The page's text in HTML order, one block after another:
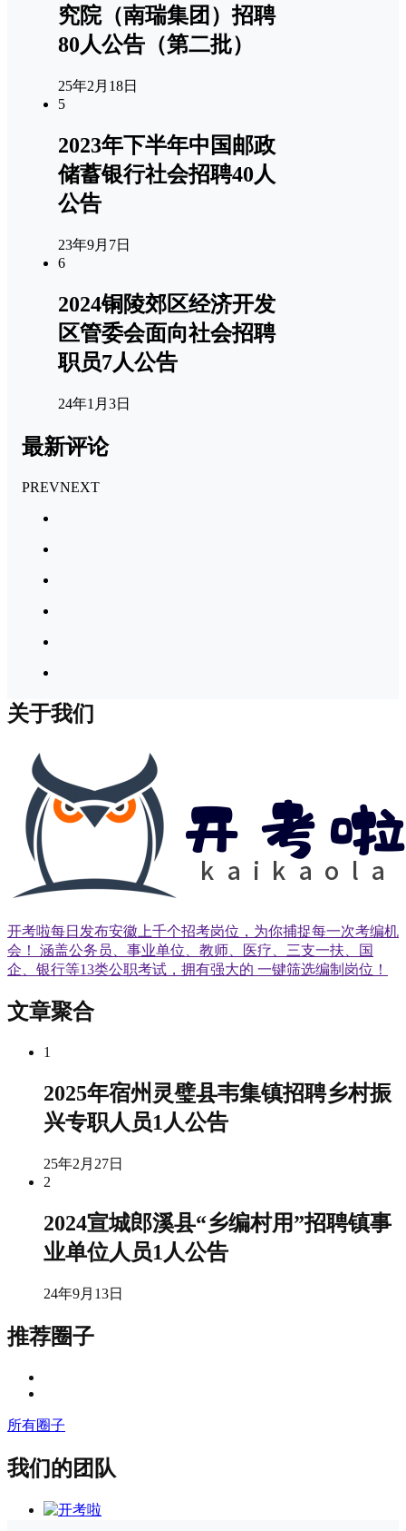
究院（南瑞集团）招聘
80人公告（第二批）
25年2月18日
5
2023年下半年中国邮政
储蓄银行社会招聘40人
公告
23年9月7日
6
2024铜陵郊区经济开发
区管委会面向社会招聘
职员7人公告
24年1月3日
最新评论
PREVNEXT
关于我们
开考啦每日发布安徽上千个招考岗位，为你捕捉每一次考编机
会！ 涵盖公务员、事业单位、教师、医疗、三支一扶、国
企、银行等13类公职考试，拥有强大的 一键筛选编制岗位！
文章聚合
1
2025年宿州灵璧县韦集镇招聘乡村振
兴专职人员1人公告
25年2月27日
2
2024宣城郎溪县“乡编村用”招聘镇事
业单位人员1人公告
24年9月13日
推荐圈子
所有圈子
我们的团队